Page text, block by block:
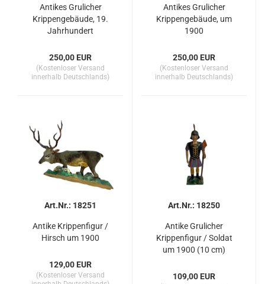
Antikes Grulicher
Krippengebäude, 19.
Jahrhundert
250,00 EUR
(Kostenloser Versand
innerhalb Deutschlands)
Antikes Grulicher
Krippengebäude, um
1900
250,00 EUR
(Kostenloser Versand
innerhalb Deutschlands)
Art.Nr.: 18251
Antike Krippenfigur /
Hirsch um 1900
129,00 EUR
(Kostenloser Versand
Art.Nr.: 18250
Antike Grulicher
Krippenfigur / Soldat
um 1900 (10 cm)
109,00 EUR